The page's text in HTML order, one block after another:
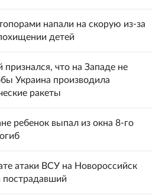
напали на скорую из-за
детей
признался, что на Западе не
Украина производила
ракеты
ребенок выпал из окна 8-го
атаки ВСУ на Новороссийск
пострадавший